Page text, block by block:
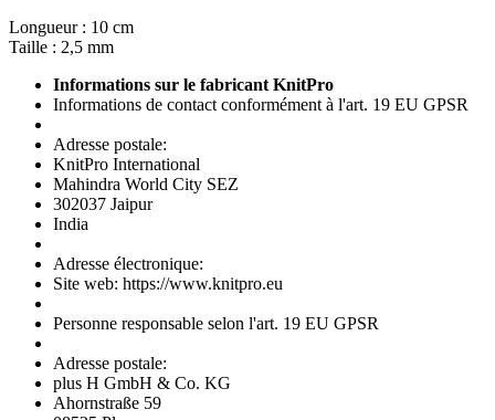
Longueur : 10 cm
Taille : 2,5 mm
Informations sur le fabricant KnitPro
Informations de contact conformément à l'art. 19 EU GPSR
Adresse postale:
KnitPro International
Mahindra World City SEZ
302037 Jaipur
India
Adresse électronique:
Site web: https://www.knitpro.eu
Personne responsable selon l'art. 19 EU GPSR
Adresse postale:
plus H GmbH & Co. KG
Ahornstraße 59